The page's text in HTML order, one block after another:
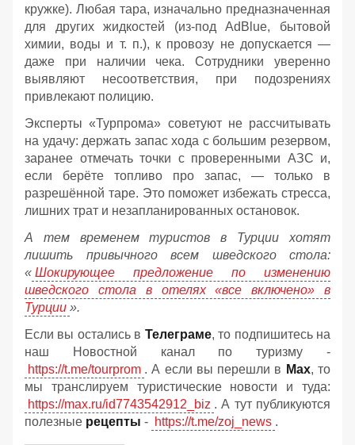
кружке). Любая тара, изначально предназначенная
для других жидкостей (из‑под AdBlue, бытовой
химии, воды и т. п.), к провозу не допускается —
даже при наличии чека. Сотрудники уверенно
выявляют несоответствия, при подозрениях
привлекают полицию.
Эксперты «Турпрома» советуют не рассчитывать
на удачу: держать запас хода с большим резервом,
заранее отмечать точки с проверенными АЗС и,
если берёте топливо про запас, — только в
разрешённой таре. Это поможет избежать стресса,
лишних трат и незапланированных остановок.
А тем временем туристов в Турции хотят
лишить привычного всем шведского стола:
« Шокирующее предложение по изменению
шведского стола в отелях «все включено» в
Турции ».
Если вы остались в Телеграме, то подпишитесь на
наш Новостной канал по туризму -
https://t.me/tourprom . А если вы перешли в Мах, то
мы транслируем туристические новости и туда:
https://max.ru/id7743542912_biz . А тут публикуются
полезные рецепты - https://t.me/zoj_news .